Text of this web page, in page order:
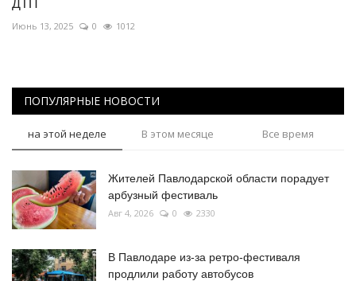
ДТП
Июнь 13, 2025 0 1012
ПОПУЛЯРНЫЕ НОВОСТИ
на этой неделе В этом месяце Все время
Жителей Павлодарской области порадует
арбузный фестиваль
Авг 4, 2026 0 2330
В Павлодаре из-за ретро-фестиваля
продлили работу автобусов